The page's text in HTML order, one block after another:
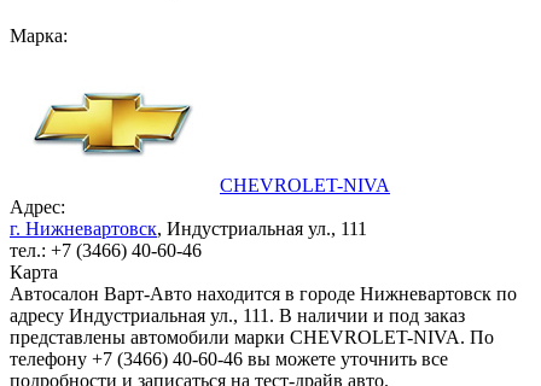
Марка:
CHEVROLET-NIVA
Адрес:
г. Нижневартовск, Индустриальная ул., 111
тел.: +7 (3466) 40-60-46
Карта
Автосалон Варт-Авто находится в городе Нижневартовск по
адресу Индустриальная ул., 111. В наличии и под заказ
представлены автомобили марки CHEVROLET-NIVA. По
телефону +7 (3466) 40-60-46 вы можете уточнить все
подробности и записаться на тест-драйв авто.